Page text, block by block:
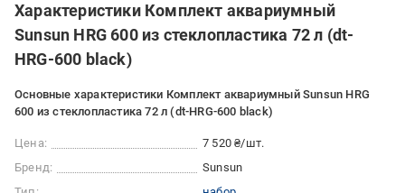
Характеристики Комплект аквариумный
Sunsun HRG 600 из стеклопластика 72 л (dt-
HRG-600 black)
Основные характеристики Комплект аквариумный Sunsun HRG
600 из стеклопластика 72 л (dt-HRG-600 black)
Цена:
7 520 ₴/шт.
Бренд:
Sunsun